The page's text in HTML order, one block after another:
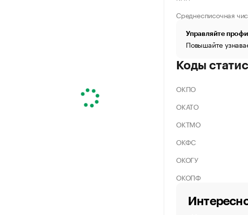
Среднесписочная
Управляйте
Повышайте
Коды
ОКПО
ОКАТО
ОКТМО
ОКФС
ОКОГУ
ОКОПФ